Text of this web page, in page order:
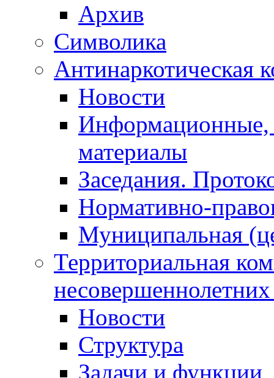
Архив
Символика
Антинаркотическая
Новости
Информационные,
материалы
Заседания.
Нормативно-
Муниципальная
Территориальная
Новости
Структура
Задачи и функции